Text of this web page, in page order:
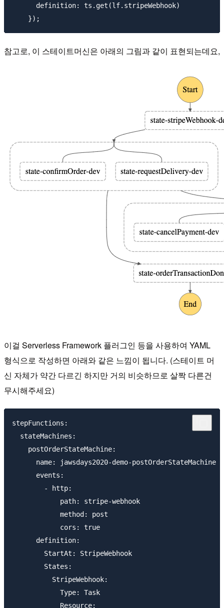
      definition: ts.get(lf.stripeWebhook)
참고로, 이 스테이트머신은 아래의 그림과 같이 표현되는데요,
이걸 Serverless Framework 플러그인 등을 사용하여 YAML
형식으로 작성하면 아래와 같은 느낌이 됩니다. (스테이트 머
신 자체가 약간 다르긴 하지만 거의 비슷하므로 살짝 다른건
무시해주세요)
stepFunctions:
  stateMachines:
    postOrderStateMachine:
      name: jawsdays2020-demo-postOrderStateMachine
      events:
        - http:
            path: stripe-webhook
            method: post
            cors: true
      definition:
        StartAt: StripeWebhook
        States:
          StripeWebhook:
            Type: Task
            Resource: